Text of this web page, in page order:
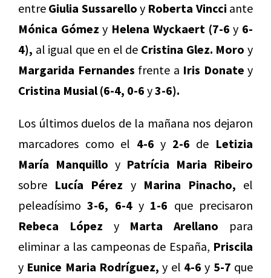
entre Giulia Sussarello y Roberta Vincci ante
Mónica Gómez y Helena Wyckaert (7-6 y 6-
4), al igual que en el de Cristina Glez. Moro y
Margarida Fernandes frente a Iris Donate y
Cristina Musial (6-4, 0-6 y3-6).
Los últimos duelos de la mañana nos dejaron
marcadores como el 4-6 y 2-6 de Letizia
María Manquillo y Patrícia Maria Ribeiro
sobre Lucía Pérez y Marina Pinacho, el
peleadísimo3-6, 6-4y 1-6 que precisaron
Rebeca López y Marta Arellano para
eliminar a las campeonas de España, Priscila
y Eunice Maria Rodríguez, y el 4-6 y 5-7 que